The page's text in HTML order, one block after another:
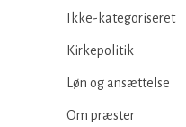
Ikke-kategoriseret
Kirkepolitik
Løn og ansættelse
Om præster